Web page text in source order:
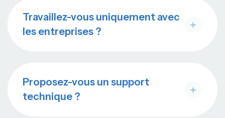
Travaillez-vous uniquement avec
les entreprises ?
Proposez-vous un support
technique ?